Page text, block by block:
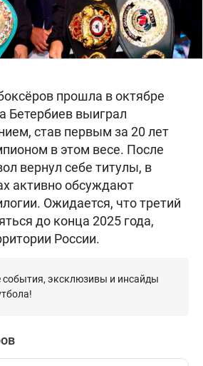
прошла в октябре
Бетербиев выиграл
став первым за 20 лет
в этом весе. После
вернул себе титулы, в
активно обсуждают
Ожидается, что третий
до конца 2025 года,
России.
события, эксклюзивы и инсайды